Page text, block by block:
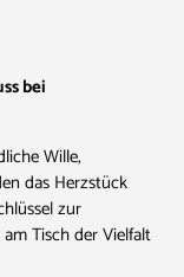
bei
Wille,
das Herzstück
zur
Tisch der Vielfalt